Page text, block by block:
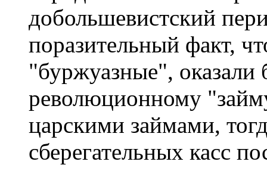
добольшевистский
поразительный факт,
"буржуазные", оказали
революционному
царскими займами,
сберегательных касс